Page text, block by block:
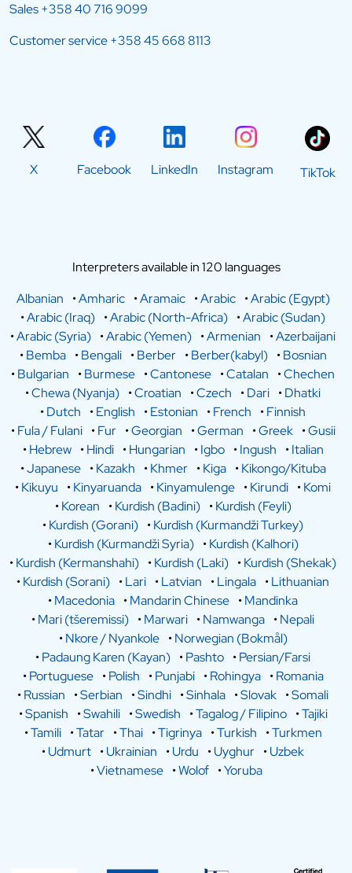
Sales+358 40 716 9099
Customer service+358 45 668 8113
X Facebook LinkedIn Instagram TikTok
Interpreters available in 120 languages
Albanian
•Amharic •Aramaic •Arabic •Arabic (Egypt)
•Arabic (Iraq) •Arabic (North-Africa) •Arabic (Sudan)
•Arabic (Syria) •Arabic (Yemen) •Armenian •Azerbaijani
•Bemba •Bengali •Berber •Berber(kabyl) •Bosnian
•Bulgarian •Burmese •Cantonese •Catalan •Chechen
•Chewa (Nyanja) •Croatian •Czech •Dari •Dhatki
•Dutch •English •Estonian •French •Finnish
•Fula / Fulani •Fur •Georgian •German •Greek •Gusii
•Hebrew •Hindi •Hungarian •Igbo •Ingush •Italian
•Japanese •Kazakh •Khmer •Kiga •Kikongo/Kituba
•Kikuyu •Kinyaruanda •Kinyamulenge •Kirundi •Komi
•Korean •Kurdish (Badini) •Kurdish (Feyli)
•Kurdish (Gorani) •Kurdish (Kurmandži Turkey)
•Kurdish (Kurmandži Syria) •Kurdish (Kalhori)
•Kurdish (Kermanshahi) •Kurdish (Laki) •Kurdish (Shekak)
•Kurdish (Sorani) •Lari •Latvian •Lingala •Lithuanian
•Macedonia •Mandarin Chinese •Mandinka
•Mari (tšeremissi) •Marwari •Namwanga •Nepali
•Nkore / Nyankole •Norwegian (Bokmål)
•Padaung Karen (Kayan) •Pashto •Persian/Farsi
•Portuguese •Polish •Punjabi •Rohingya •Romania
•Russian •Serbian •Sindhi •Sinhala •Slovak •Somali
•Spanish •Swahili •Swedish •Tagalog / Filipino •Tajiki
•Tamili •Tatar •Thai •Tigrinya •Turkish •Turkmen
•Udmurt •Ukrainian •Urdu •Uyghur •Uzbek
•Vietnamese •Wolof •Yoruba